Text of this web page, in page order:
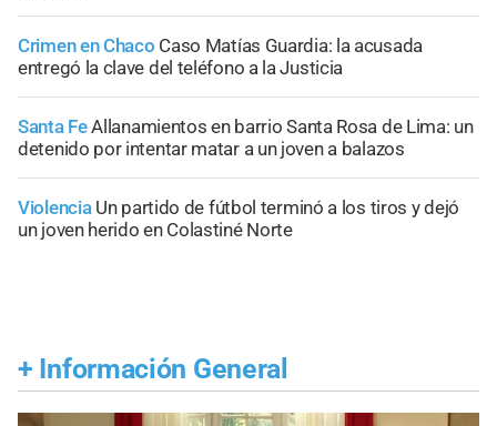
Crimen en Chaco Caso Matías Guardia: la acusada
entregó la clave del teléfono a la Justicia
Santa FeAllanamientos en barrio Santa Rosa de Lima: un
detenido por intentar matar a un joven a balazos
Violencia Un partido de fútbol terminó a los tiros y dejó
un joven herido en Colastiné Norte
+ Información General